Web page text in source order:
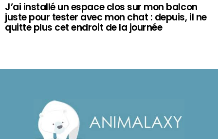
J’ai installé un espace clos sur mon balcon
juste pour tester avec mon chat : depuis, il ne
quitte plus cet endroit de la journée